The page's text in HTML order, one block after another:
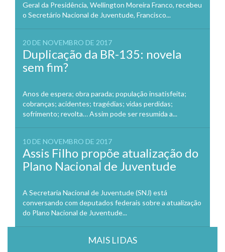
Geral da Presidência, Wellington Moreira Franco, recebeu
o Secretário Nacional de Juventude, Francisco...
20 DE NOVEMBRO DE 2017
Duplicação da BR-135: novela
sem fim?
Anos de espera; obra parada; população insatisfeita;
cobranças; acidentes; tragédias; vidas perdidas;
sofrimento; revolta… Assim pode ser resumida a...
10 DE NOVEMBRO DE 2017
Assis Filho propõe atualização do
Plano Nacional de Juventude
A Secretaria Nacional de Juventude (SNJ) está
conversando com deputados federais sobre a atualização
do Plano Nacional de Juventude...
MAIS LIDAS